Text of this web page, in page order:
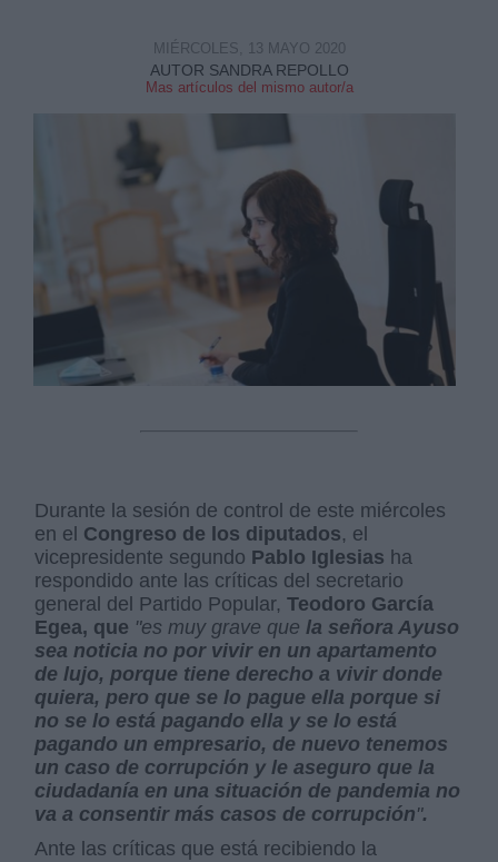
AUTOR SANDRA REPOLLO
Mas artículos del mismo autor/a
MIÉRCOLES, 13 MAYO 2020
Durante la sesión de control de este miércoles
en el Congreso de los diputados, el
vicepresidente segundo Pablo Iglesias ha
respondido ante las críticas del secretario
general del Partido Popular,Teodoro García
Egea, que "es muy grave que la señora Ayuso
sea noticia no por vivir en un apartamento
de lujo, porque tiene derecho a vivir donde
quiera, pero que se lo pague ella porque si
no se lo está pagando ella y se lo está
pagando un empresario, de nuevo tenemos
un caso de corrupción y le aseguro que la
ciudadanía en una situación de pandemia no
va a consentir más casos de corrupción".
Ante las críticas que está recibiendo la